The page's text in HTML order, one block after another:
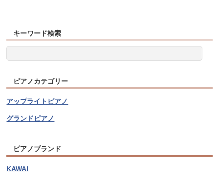
キーワード検索
ピアノカテゴリー
アップライトピアノ
グランドピアノ
ピアノブランド
KAWAI